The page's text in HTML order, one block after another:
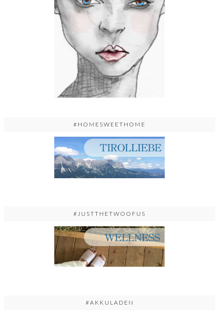
#HOMESWEETHOME
#JUSTTHETWOOFUS
#AKKULADEN